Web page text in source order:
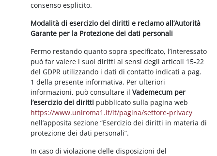
consenso esplicito.
Modalità di esercizio dei diritti e reclamo all’Autorità
Garante per la Protezione dei dati personali
Fermo restando quanto sopra specificato, l’interessato
può far valere i suoi diritti ai sensi degli articoli 15-22
del GDPR utilizzando i dati di contatto indicati a pag.
1 della presente informativa. Per ulteriori
informazioni, può consultare ilVademecum per
l’esercizio dei diritti pubblicato sulla pagina web
https://www.uniroma1.it/it/pagina/settore-privacy
nell’apposita sezione “Esercizio dei diritti in materia di
protezione dei dati personali”.
In caso di violazione delle disposizioni del